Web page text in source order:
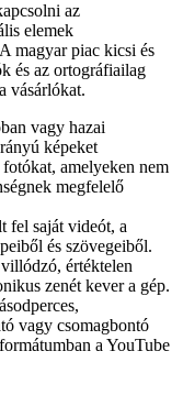
az
elemek
magyar piac kicsi és
és az ortográfiailag
vásárlókat.
vagy hazai
képeket
amelyeken nem
megfelelő
fel saját videót, a
és szövegeiből.
értéktelen
zenét kever a gép.
vagy csomagbontó
a YouTube